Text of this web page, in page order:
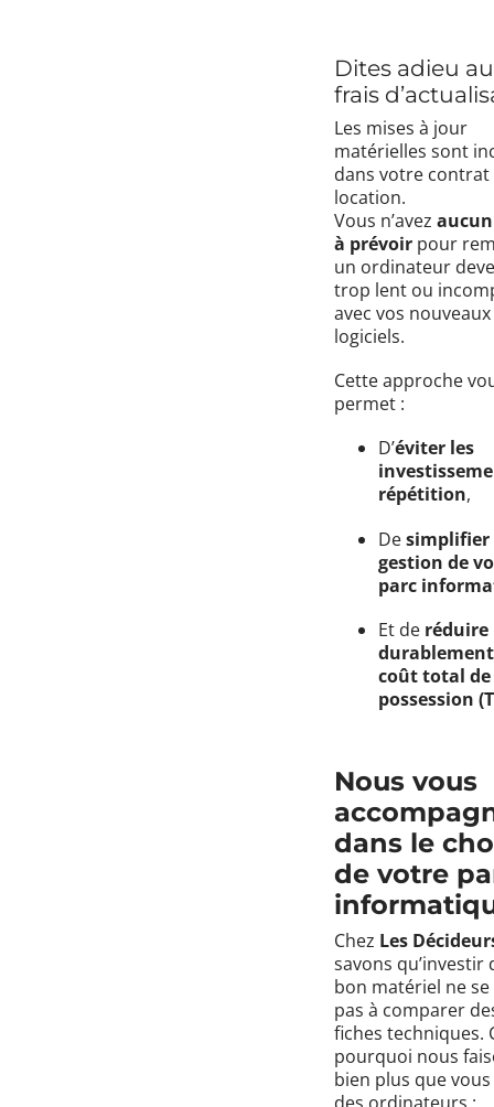
Dites adieu
frais
Les mises à jour
matérielles sont
dans votre contrat
location.
Vous n’avez
à prévoir pour
un ordinateur
trop lent ou
avec vos nouveaux
logiciels.
Cette approche
permet :
D’éviter les
répétition,
Desimplifier
gestion de
parc
Et de réduire
coût total de
possession
Nous vous
dans le
de votre
Chez Les
savons qu’investir
bon matériel ne
pas à comparer
fiches techniques.
pourquoi nous
bien plus que